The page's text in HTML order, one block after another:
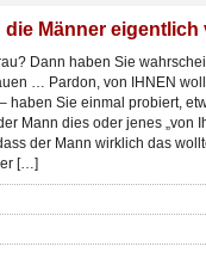
die Männer eigentlich
Dann haben Sie
… Pardon, von IHNEN
haben Sie einmal probiert,
Mann dies oder jenes „von
der Mann wirklich das
[…]